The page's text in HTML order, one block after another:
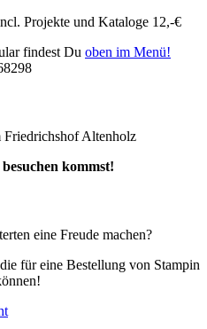
Projekte und Kataloge 12,-€
findest Du oben im Menü!
Friedrichshof Altenholz
kommst!
eine Freude machen?
für eine Bestellung von Stampin